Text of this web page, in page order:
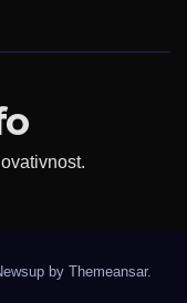
by Themeansar.